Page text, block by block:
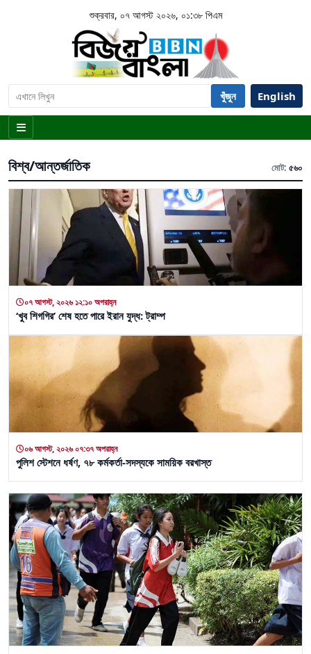
শুক্রবার, ০৭ আগস্ট ২০২৬, ০১:৩৮ পিএম
খুঁজুন English
বিশ্ব/আন্তর্জাতিক মোট: ৫৬০
০৭ আগস্ট, ২০২৬ ১২:১০ অপরাহ্ন
‘খুব শিগগির’ শেষ হতে পারে ইরান যুদ্ধ: ট্রাম্প
০৬ আগস্ট, ২০২৬ ০৭:৩৭ অপরাহ্ন
পুলিশ স্টেশনে ধর্ষণ, ৭৮ কর্মকর্তা-সদস্যকে সাময়িক বরখাস্ত